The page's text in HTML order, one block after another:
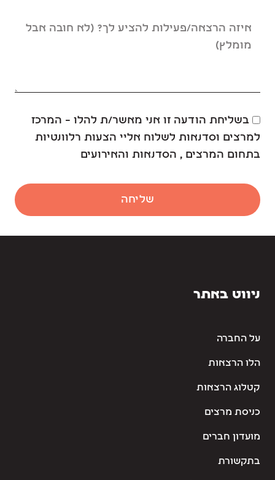
בשליחת הודעה זו אני מאשר/ת להלו – המרכז
למרצים וסדנאות לשלוח אליי הצעות רלוונטיות
בתחום המרצים , הסדנאות והאירועים
שליחה
ניווט באתר
על החברה
הלו הרצאות
קטלוג הרצאות
כניסת מרצים
מועדון חברים
בתקשורת